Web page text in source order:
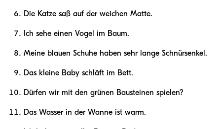
Die Katze saß auf der weichen Matte.
Ich sehe einen Vogel im Baum.
Meine blauen Schuhe haben sehr lange Schnürsenkel.
Das kleine Baby schläft im Bett.
Dürfen wir mit den grünen Bausteinen spielen?
Das Wasser in der Wanne ist warm.